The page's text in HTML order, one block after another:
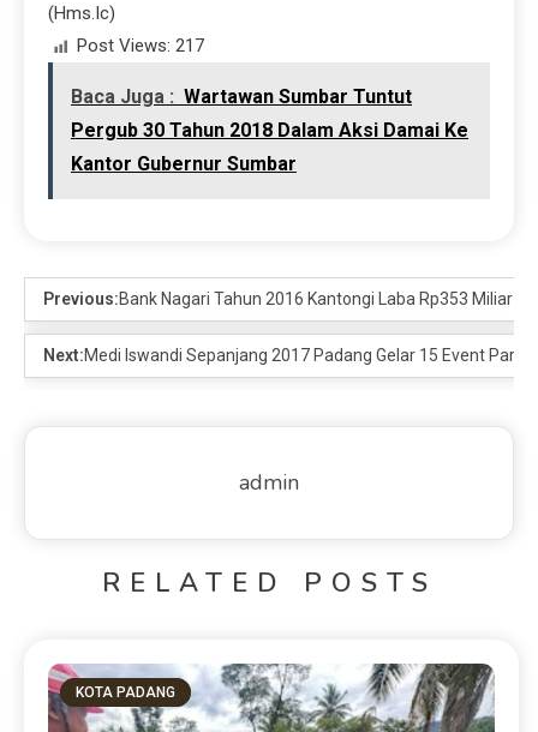
(Hms.Ic)
Post Views: 217
Baca Juga : Wartawan Sumbar Tuntut
Pergub 30 Tahun 2018 Dalam Aksi Damai Ke
Kantor Gubernur Sumbar
Previous:Bank Nagari Tahun 2016 Kantongi Laba Rp353 Miliar
Next:Medi Iswandi Sepanjang 2017 Padang Gelar 15 Event
admin
RELATED POSTS
KOTA PADANG